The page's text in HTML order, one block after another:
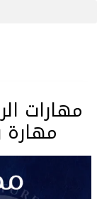
مهارات